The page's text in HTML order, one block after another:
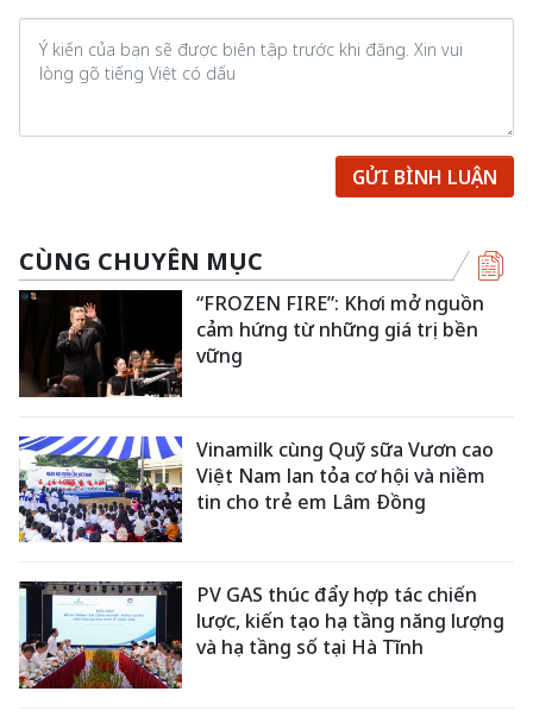
GỬI BÌNH LUẬN
CÙNG CHUYÊN MỤC
“FROZEN FIRE”: Khơi mở nguồn
cảm hứng từ những giá trị bền
vững
Vinamilk cùng Quỹ sữa Vươn cao
Việt Nam lan tỏa cơ hội và niềm
tin cho trẻ em Lâm Đồng
PV GAS thúc đẩy hợp tác chiến
lược, kiến tạo hạ tầng năng lượng
và hạ tầng số tại Hà Tĩnh